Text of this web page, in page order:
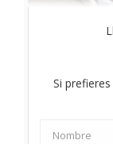
Si